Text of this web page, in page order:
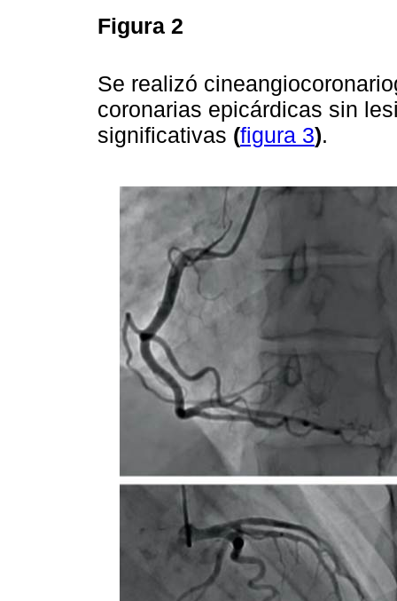
Figura 2
Se realizó
coronarias epicárdicas sin
significativas (figura 3).